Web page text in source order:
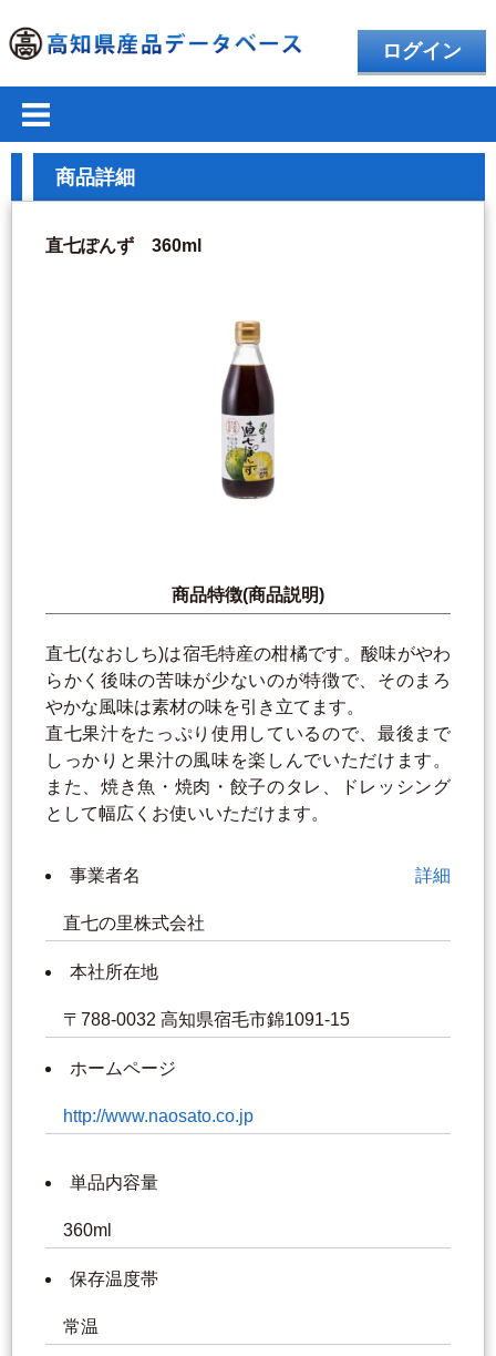
ログイン
商品詳細
直七ぽんず 360ml
商品特徴(商品説明)
直七(なおしち)は宿毛特産の柑橘です。酸味がやわ
らかく後味の苦味が少ないのが特徴で、そのまろ
やかな風味は素材の味を引き立てます。
直七果汁をたっぷり使用しているので、最後まで
しっかりと果汁の風味を楽しんでいただけます。
また、焼き魚・焼肉・餃子のタレ、ドレッシング
として幅広くお使いいただけます。
事業者名 詳細
直七の里株式会社
本社所在地
〒788-0032 高知県宿毛市錦1091-15
ホームページ
http://www.naosato.co.jp
単品内容量
360ml
保存温度帯
常温